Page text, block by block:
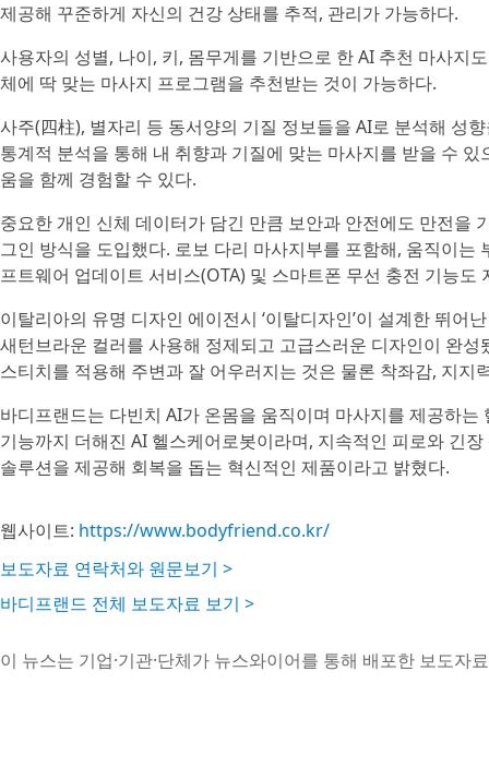
제공해 꾸준하게 자신의 건강 상태를 추적, 관리가 가능하다.
사용자의 성별, 나이, 키, 몸무게를 기반으로 한 AI 추천 마사지
체에 딱 맞는 마사지 프로그램을 추천받는 것이 가능하다.
사주(四柱), 별자리 등 동서양의 기질 정보들을 AI로 분석해 성
통계적 분석을 통해 내 취향과 기질에 맞는 마사지를 받을 수
움을 함께 경험할 수 있다.
중요한 개인 신체 데이터가 담긴 만큼 보안과 안전에도 만전을
그인 방식을 도입했다. 로보 다리 마사지부를 포함해, 움직이
프트웨어 업데이트 서비스(OTA) 및 스마트폰 무선 충전 기능도
이탈리아의 유명 디자인 에이전시 ‘이탈디자인’이 설계한 뛰
새턴브라운 컬러를 사용해 정제되고 고급스러운 디자인이 완
스티치를 적용해 주변과 잘 어우러지는 것은 물론 착좌감, 지지
바디프랜드는 다빈치 AI가 온몸을 움직이며 마사지를 제공하
기능까지 더해진 AI 헬스케어로봇이라며, 지속적인 피로와 긴
솔루션을 제공해 회복을 돕는 혁신적인 제품이라고 밝혔다.
웹사이트: https://www.bodyfriend.co.kr/
보도자료 연락처와 원문보기 >
바디프랜드 전체 보도자료 보기 >
이 뉴스는 기업·기관·단체가 뉴스와이어를 통해 배포한 보도자